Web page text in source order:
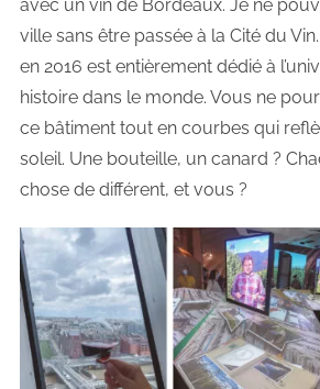
avec un vin de Bordeaux. Je ne
ville sans être passée à la Cité du
en 2016 est entièrement dédié à
histoire dans le monde. Vous ne
ce bâtiment tout en courbes qui
soleil. Une bouteille, un canard ?
chose de différent, et vous ?